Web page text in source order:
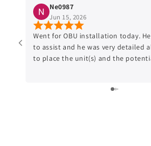
Ne0987
Jun 15, 2026
Went for OBU installation today.
to assist and he was very detailed
to place the unit(s) and the